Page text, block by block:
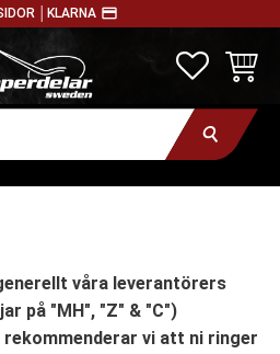
│ KLARNA payment
våra leverantörers
på "MH", "Z" & "C")
rekommenderar vi att ni ringer